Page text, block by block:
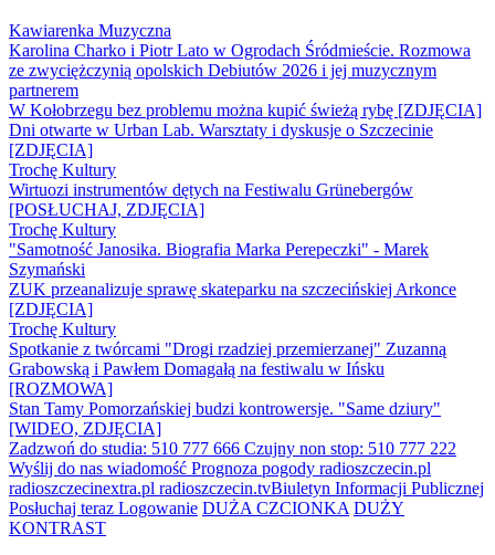
Kawiarenka Muzyczna
Karolina Charko i Piotr Lato w Ogrodach Śródmieście. Rozmowa
ze zwyciężczynią opolskich Debiutów 2026 i jej muzycznym
partnerem
W Kołobrzegu bez problemu można kupić świeżą rybę [ZDJĘCIA]
Dni otwarte w Urban Lab. Warsztaty i dyskusje o Szczecinie
[ZDJĘCIA]
Trochę Kultury
Wirtuozi instrumentów dętych na Festiwalu Grünebergów
[POSŁUCHAJ, ZDJĘCIA]
Trochę Kultury
"Samotność Janosika. Biografia Marka Perepeczki" - Marek
Szymański
ZUK przeanalizuje sprawę skateparku na szczecińskiej Arkonce
[ZDJĘCIA]
Trochę Kultury
Spotkanie z twórcami "Drogi rzadziej przemierzanej" Zuzanną
Grabowską i Pawłem Domagałą na festiwalu w Ińsku
[ROZMOWA]
Stan Tamy Pomorzańskiej budzi kontrowersje. "Same dziury"
[WIDEO, ZDJĘCIA]
Zadzwoń do studia: 510 777 666 Czujny non stop: 510 777 222
Wyślij do nas wiadomość Prognoza pogody radioszczecin.pl
radioszczecinextra.pl radioszczecin.tvBiuletyn Informacji Publicznej
Posłuchaj teraz Logowanie DUŻA CZCIONKA DUŻY
KONTRAST